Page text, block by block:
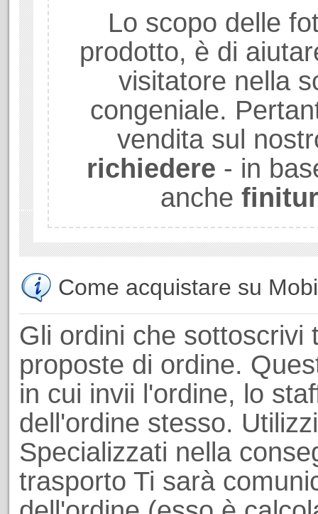
Lo scopo delle
prodotto, è di
visitatore nella
congeniale.
vendita sul
richiedere - in
anche
Come acquistare su
Gli ordini che sottoscrivi
proposte di ordine.
in cui invii l'ordine, lo
dell'ordine stesso.
Specializzati nella
trasporto Ti sarà